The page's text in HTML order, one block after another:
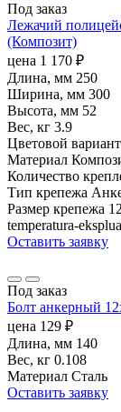
Под заказ
Лежачий
(Композит)
цена 1 170 ₽
Длина, мм 250
Ширина, мм 300
Высота, мм 52
Вес, кг 3.9
Цветовой вариант
Материал
Количество
Тип крепежа
Размер крепежа
temperatura-
Оставить заявку
Под заказ
Болт анкерный
цена 129 ₽
Длина, мм 140
Вес, кг 0.108
Материал Сталь
Оставить заявку